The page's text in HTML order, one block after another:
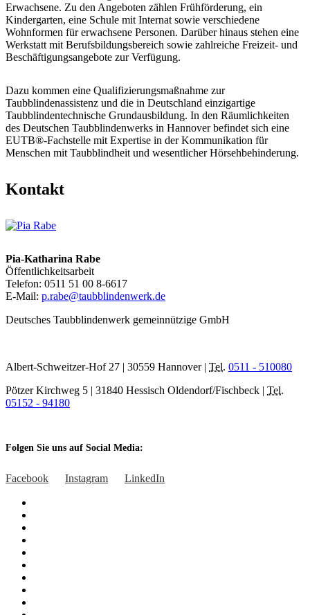
Erwachsene. Zu den Angeboten zählen Frühförderung, ein
Kindergarten, eine Schule mit Internat sowie verschiedene
Wohnformen für erwachsene Personen. Darüber hinaus stehen eine
Werkstatt mit Berufsbildungsbereich sowie zahlreiche Freizeit- und
Beschäftigungsangebote zur Verfügung.
Dazu kommen eine Qualifizierungsmaßnahme zur
Taubblindenassistenz und die in Deutschland einzigartige
Taubblindentechnische Grundausbildung. In den Räumlichkeiten
des Deutschen Taubblindenwerks in Hannover befindet sich eine
EUTB®-Fachstelle mit Expertise in der Kommunikation für
Menschen mit Taubblindheit und wesentlicher Hörsehbehinderung.
Kontakt
Pia-Katharina Rabe
Öffentlichkeitsarbeit
Telefon: 0511 51 00 8-6617
E-Mail: p.rabe@taubblindenwerk.de
Deutsches Taubblindenwerk gemeinnützige GmbH
Albert-Schweitzer-Hof 27 | 30559 Hannover | Tel. 0511 - 510080
Pötzer Kirchweg 5 | 31840 Hessisch Oldendorf/Fischbeck | Tel.
05152 - 94180
Folgen Sie uns auf Social Media:
Facebook Instagram LinkedIn